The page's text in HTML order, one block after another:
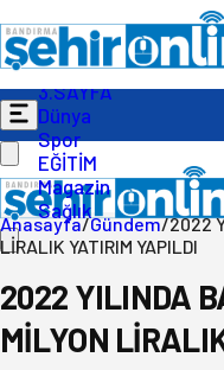
Gündem
Ekonomi
Politika
3.SAYFA
Dünya
Spor
EĞİTİM
Magazin
Sağlık
Anasayfa/Gündem/2022
LİRALIK YATIRIM YAPILDI
2022 YILINDA
MİLYON